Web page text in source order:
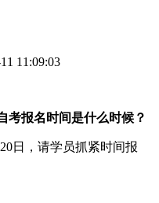
11:09:03
考报名时间是什么时候？
日，请学员抓紧时间报